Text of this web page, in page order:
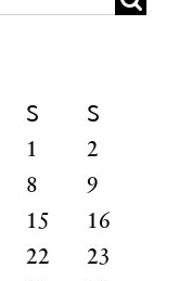
S S
1
2
8
9
15
16
22
23